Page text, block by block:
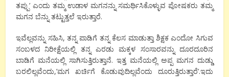
ತಪ್ಪು’ ಎಂದು ತಮ್ಮ ಉಡಾಳ ಮಗನನ್ನು ಸಮರ್ಥಿಸಿಕೊಳ್ಳುವ ಪೋಷಕರು ತಮ್ಮ
ಮಗನ ಬೆನ್ನು ತಟ್ಟುತ್ತಲೆ ಇರುತ್ತಾರೆ.
ಇವೆಲ್ಲವನ್ನು ಸಹಿಸಿ, ತನ್ನ ಪಾಡಿಗೆ ತನ್ನ ಕೆಲಸ ಮಾಡುತ್ತಾ ಶಿಕ್ಷಕ ಎಂದೋ ಸಿಗುವ
ಸಂಬಳದ ನಿರೀಕ್ಷೆಯಲ್ಲಿ ತನ್ನ ಎರಡು ಮಕ್ಕಳ ಸಂಸಾರವನ್ನು ದೂರದೂರಿನ
ಬಾಡಿಗೆ ಮನೆಯಲ್ಲಿ ಸಾಗಿಸುತ್ತಿರುತ್ತಾನೆ. ಇತ್ತ ಮನೆಯಲ್ಲಿ ಅಪ್ಪ ಮಗನ ದುಡ್ಡು
ಬರಲಿಲ್ಲವೆಂದು,’ಮಗ ಖರ್ಚಿಗೆ ಕೊಡುವುದಿಲ್ಲವೆಂದು ದೂರುತ್ತಿರುತ್ತಾರೆ’.ಇದು